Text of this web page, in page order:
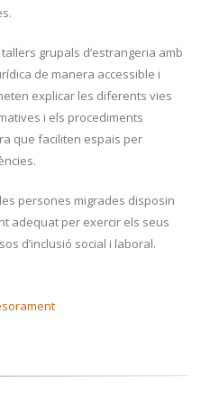
grupals d’estrangeria amb
de manera accessible i
explicar les diferents vies
i els procediments
que faciliten espais per
persones migrades disposin
adequat per exercir els seus
d’inclusió social i laboral.